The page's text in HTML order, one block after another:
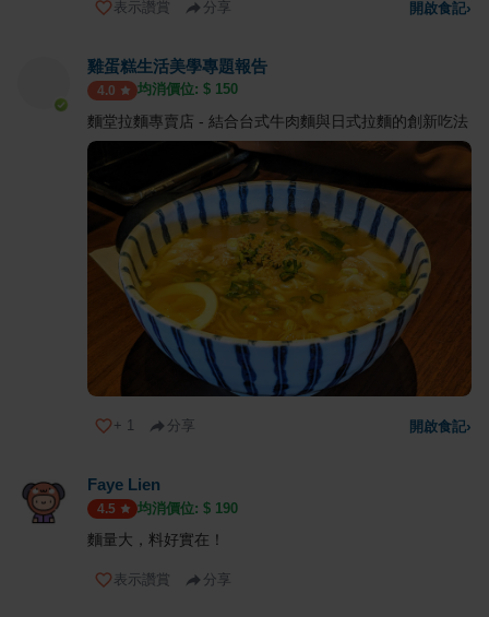
表示讚賞 分享 開啟食記›
雞蛋糕生活美學專題報告
4.0 均消價位: $ 150
麵堂拉麵專賣店 - 結合台式牛肉麵與日式拉麵的創新吃法
+ 1 分享 開啟食記›
Faye Lien
4.5 均消價位: $ 190
麵量大，料好實在！
表示讚賞 分享